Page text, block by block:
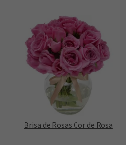
Brisa de Rosas Cor de Rosa